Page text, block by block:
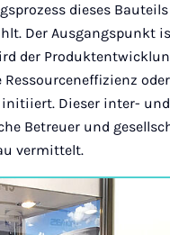
dieses
Der Ausgangspunkt
der
Dieser inter-
Betreuer und
vermittelt.